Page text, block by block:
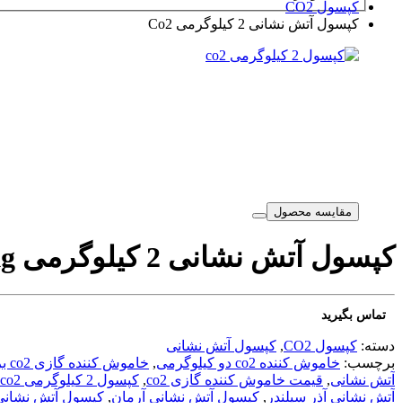
کپسول CO2
کپسول آتش نشانی 2 کیلوگرمی Co2
مقایسه محصول
کپسول آتش نشانی 2 کیلوگرمی Co2
تماس بگیرید
دسته: کپسول CO2 , کپسول آتش نشانی
برچسب: خاموش کننده co2 دو کیلوگرمی , خاموش کننده گازی co2 برند کیلوگرمی برند آذر سیلندر 2
آتش نشانی, قیمت خاموش کننده گازی co2 , کپسول 2 کیلوگرمی co2 با قیمت مناسب و کیفیت بالا
آتش نشانی آذر سیلندر , کپسول آتش نشانی آرمان, کپسول آتش